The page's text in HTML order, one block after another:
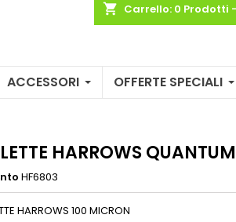
shopping_cart Carrello: 0 Prodotti
ACCESSORI OFFERTE SPECIALI
HARROWS
HF6803
HARROWS 100 MICRON